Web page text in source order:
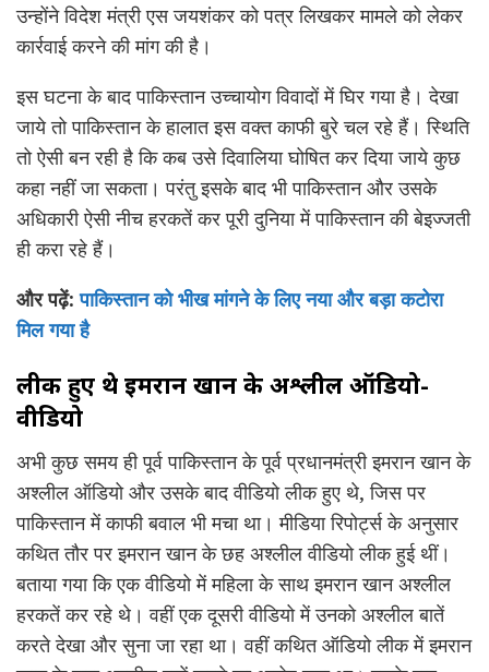
उन्होंने विदेश मंत्री एस जयशंकर को पत्र लिखकर मामले को लेकर
कार्रवाई करने की मांग की है।
इस घटना के बाद पाकिस्तान उच्चायोग विवादों में घिर गया है। देखा
जाये तो पाकिस्तान के हालात इस वक्त काफी बुरे चल रहे हैं। स्थिति
तो ऐसी बन रही है कि कब उसे दिवालिया घोषित कर दिया जाये कुछ
कहा नहीं जा सकता। परंतु इसके बाद भी पाकिस्तान और उसके
अधिकारी ऐसी नीच हरकतें कर पूरी दुनिया में पाकिस्तान की बेइज्जती
ही करा रहे हैं।
और पढ़ें:पाकिस्तान को भीख मांगने के लिए नया और बड़ा कटोरा
मिल गया है
लीक हुए थे इमरान खान के अश्लील ऑडियो-
वीडियो
अभी कुछ समय ही पूर्व पाकिस्तान के पूर्व प्रधानमंत्री इमरान खान के
अश्लील ऑडियो और उसके बाद वीडियो लीक हुए थे, जिस पर
पाकिस्तान में काफी बवाल भी मचा था। मीडिया रिपोर्ट्स के अनुसार
कथित तौर पर इमरान खान के छह अश्लील वीडियो लीक हुई थीं।
बताया गया कि एक वीडियो में महिला के साथ इमरान खान अश्लील
हरकतें कर रहे थे। वहीं एक दूसरी वीडियो में उनको अश्लील बातें
करते देखा और सुना जा रहा था। वहीं कथित ऑडियो लीक में इमरान